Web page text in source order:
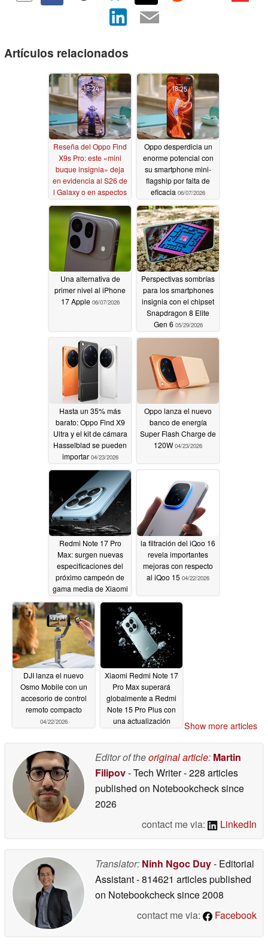
Artículos relacionados
Reseña del Oppo Find
X9s Pro: este «mini
buque insignia» deja
en evidencia al S26 de
l Galaxy o en aspectos
06/12/2026
Oppo desperdicia un
enorme potencial con
su smartphone mini-
flagship por falta de
eficacia 06/07/2026
Una alternativa de
primer nivel al iPhone
17 Apple 06/07/2026
Perspectivas sombrías
para los smartphones
insignia con el chipset
Snapdragon 8 Elite
Gen 6 05/29/2026
Hasta un 35% más
barato: Oppo Find X9
Ultra y el kit de cámara
Hasselblad se pueden
importar 04/23/2026
Oppo lanza el nuevo
banco de energía
Super Flash Charge de
120W04/23/2026
Redmi Note 17 Pro
Max: surgen nuevas
especificaciones del
próximo campeón de
gama media de Xiaomi
04/22/2026
la filtración del iQoo 16
revela importantes
mejoras con respecto
al iQoo 15 04/22/2026
DJI lanza el nuevo
Osmo Mobile con un
accesorio de control
remoto compacto
04/22/2026
Xiaomi Redmi Note 17
Pro Max superará
globalmente a Redmi
Note 15 Pro Plus con
una actualización
Show more articles
Editor of theoriginal article: Martin
Filipov- Tech Writer- 228 articles
published on Notebookchecksince
2026
contact me via:
LinkedIn
Translator: Ninh Ngoc Duy- Editorial
Assistant- 814621 articles published
on Notebookchecksince 2008
contact me via:
Facebook